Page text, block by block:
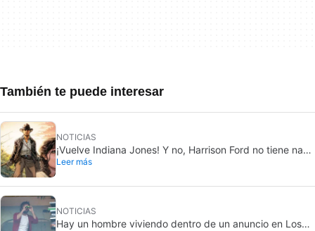
También te puede interesar
NOTICIAS
¡Vuelve Indiana Jones! Y no, Harrison Ford no tiene nada
que ver con este proyecto
Leer más
NOTICIAS
Hay un hombre viviendo dentro de un anuncio en Los